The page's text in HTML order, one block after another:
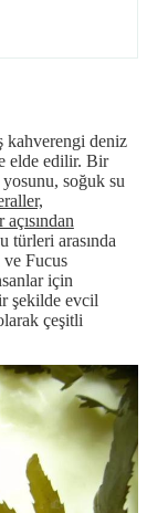
kahverengi deniz
elde edilir. Bir
soğuk su
türleri arasında
Fucus
için
şekilde evcil
çeşitli